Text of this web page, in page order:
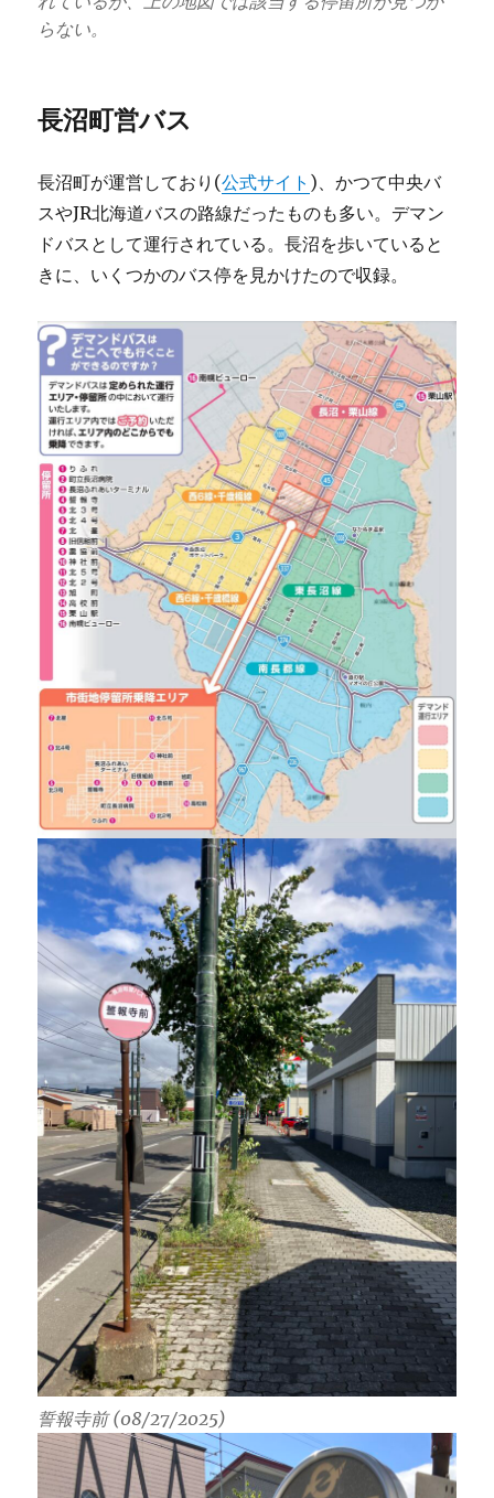
らない。
長沼町営バス
長沼町が運営しており(公式サイト )、かつて中央バ
スやJR北海道バスの路線だったものも多い。デマン
ドバスとして運行されている。長沼を歩いていると
きに、いくつかのバス停を見かけたので収録。
誓報寺前 (08/27/2025)